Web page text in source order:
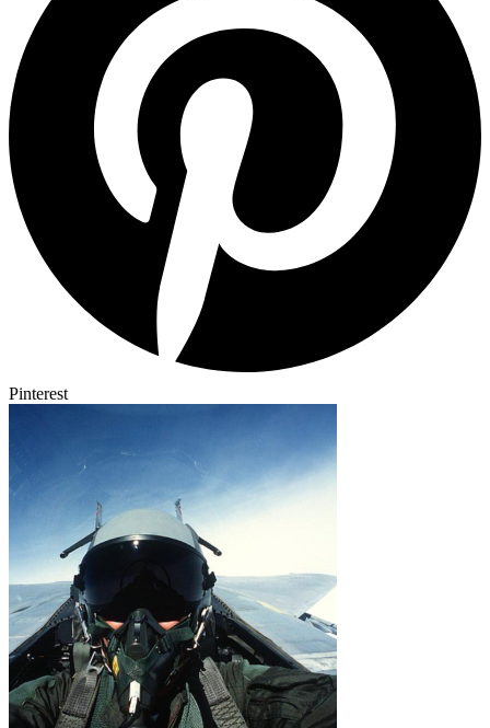
Pinterest